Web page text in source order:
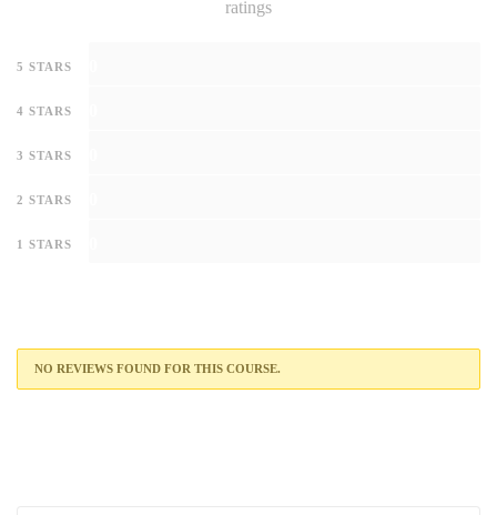
ratings
5 STARS
4 STARS
3 STARS
2 STARS
1 STARS
NO REVIEWS FOUND FOR THIS COURSE.